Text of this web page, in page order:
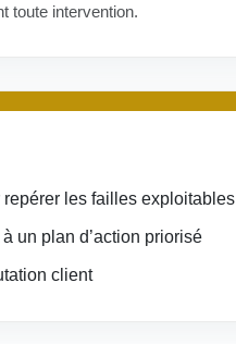
toute intervention.
les failles exploitables
un plan d’action priorisé
client